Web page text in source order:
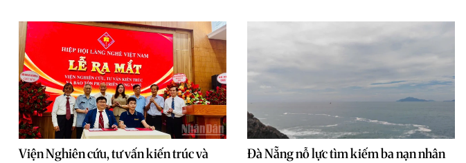
Viện Nghiên cứu, tư vấn kiến trúc và
Đà Nẵng nỗ lực tìm kiếm ba nạn nhân